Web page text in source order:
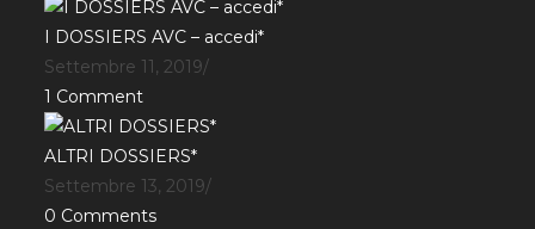
I DOSSIERS AVC – accedi*
Settembre 11, 2019/
1 Comment
ALTRI DOSSIERS*
Settembre 13, 2019/
0 Comments